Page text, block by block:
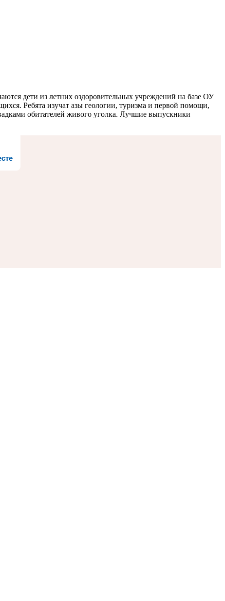
дети из летних оздоровительных учреждений на базе ОУ
Ребята изучат азы геологии, туризма и первой помощи,
обитателей живого уголка. Лучшие выпускники